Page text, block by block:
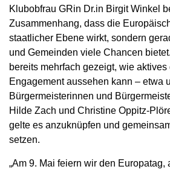
Klubobfrau GRin Dr.in Birgit Winkel
Zusammenhang, dass die
staatlicher Ebene wirkt, sondern
und Gemeinden viele Chancen
bereits mehrfach gezeigt, wie
Engagement aussehen kann – etwa
Bürgermeisterinnen und
Hilde Zach und Christine Oppitz-
gelte es anzuknüpfen und
setzen.
„Am 9. Mai feiern wir den Europatag,